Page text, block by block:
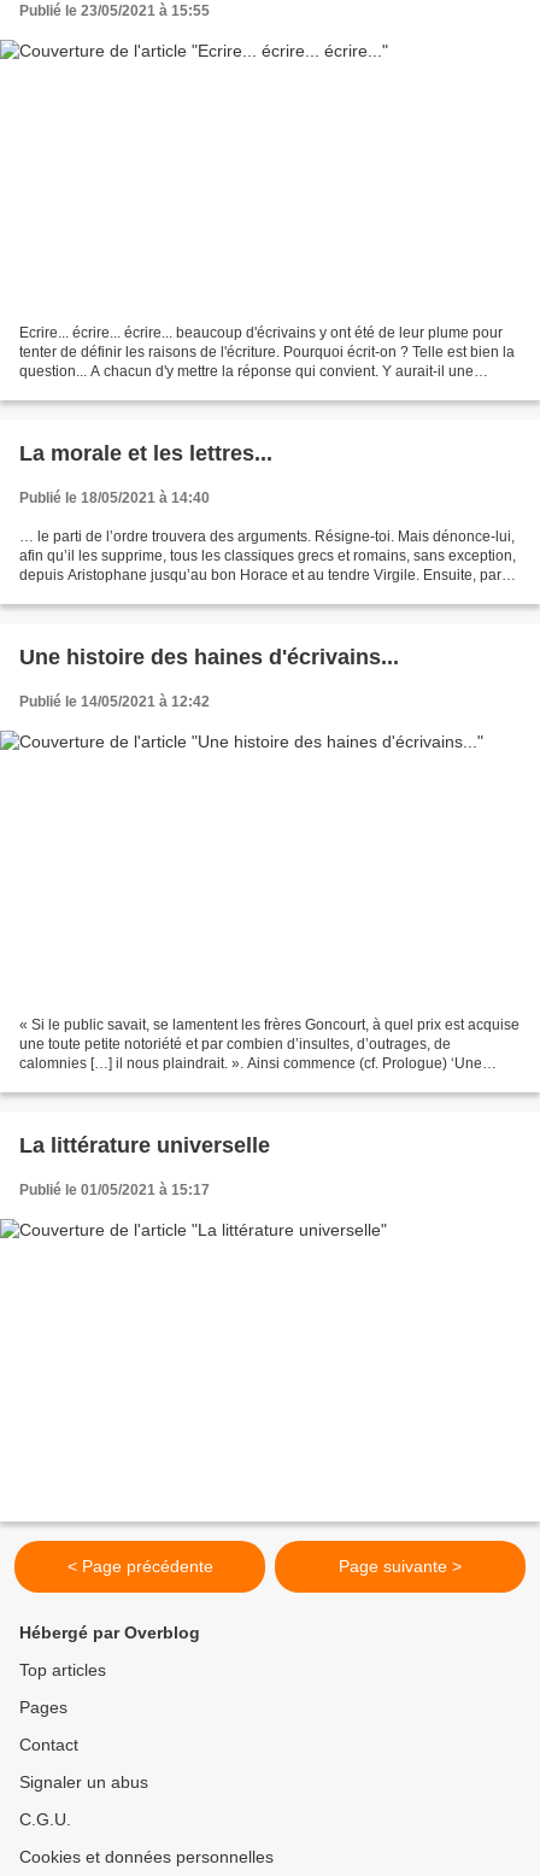
Publié le 23/05/2021 à 15:55
Ecrire... écrire... écrire... beaucoup d'écrivains y ont été de leur plume pour
tenter de définir les raisons de l'écriture. Pourquoi écrit-on ? Telle est bien la
question... A chacun d'y mettre la réponse qui convient. Y aurait-il une
La morale et les lettres...
Publié le 18/05/2021 à 14:40
… le parti de l’ordre trouvera des arguments. Résigne-toi. Mais dénonce-lui,
afin qu’il les supprime, tous les classiques grecs et romains, sans exception,
depuis Aristophane jusqu’au bon Horace et au tendre Virgile. Ensuite, parmi
Une histoire des haines d'écrivains...
Publié le 14/05/2021 à 12:42
« Si le public savait, se lamentent les frères Goncourt, à quel prix est acquise
une toute petite notoriété et par combien d’insultes, d’outrages, de
calomnies […] il nous plaindrait. ». Ainsi commence (cf. Prologue) ‘Une
La littérature universelle
Publié le 01/05/2021 à 15:17
< Page précédente Page suivante >
Hébergé par Overblog
Top articles
Pages
Contact
Signaler un abus
C.G.U.
Cookies et données personnelles